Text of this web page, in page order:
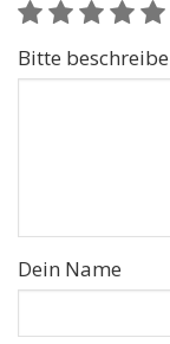
Bitte
Dein Name